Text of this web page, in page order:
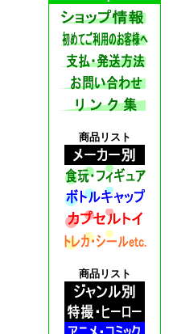
商品リスト
商品リスト